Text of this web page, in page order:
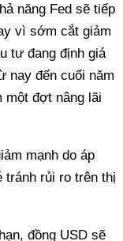
năng Fed sẽ tiếp
vì sớm cắt giảm
tư đang định giá
nay đến cuối năm
một đợt nâng lãi
mạnh do áp
tránh rủi ro trên thị
đồng USD sẽ